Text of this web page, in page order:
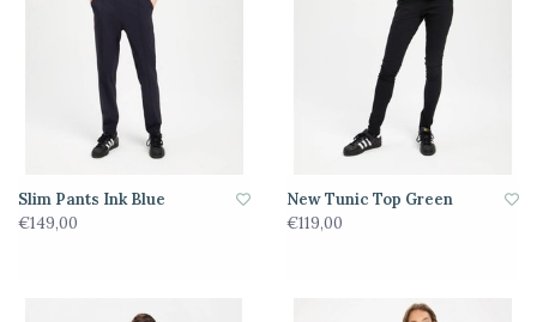
Slim Pants Ink Blue
€149,00
New Tunic Top Green
€119,00